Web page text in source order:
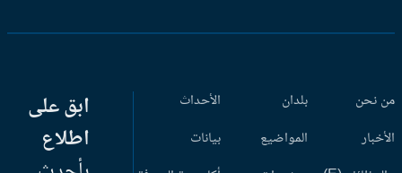
نحن
بلدان
المواضيع
الأحداث
بيانات
ابق على
اطلاع